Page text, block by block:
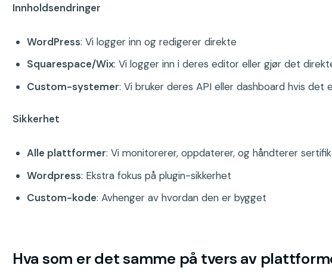
Innholdsendringer
WordPress: Vi logger inn og redigerer direkte
Squarespace/Wix: Vi logger inn i deres editor eller gjør det
Custom-systemer: Vi bruker deres API eller dashboard hvis det
Sikkerhet
Alle plattformer: Vi monitorerer, oppdaterer, og håndterer
Wordpress: Ekstra fokus på plugin-sikkerhet
Custom-kode: Avhenger av hvordan den er bygget
Hva som er det samme på tvers av